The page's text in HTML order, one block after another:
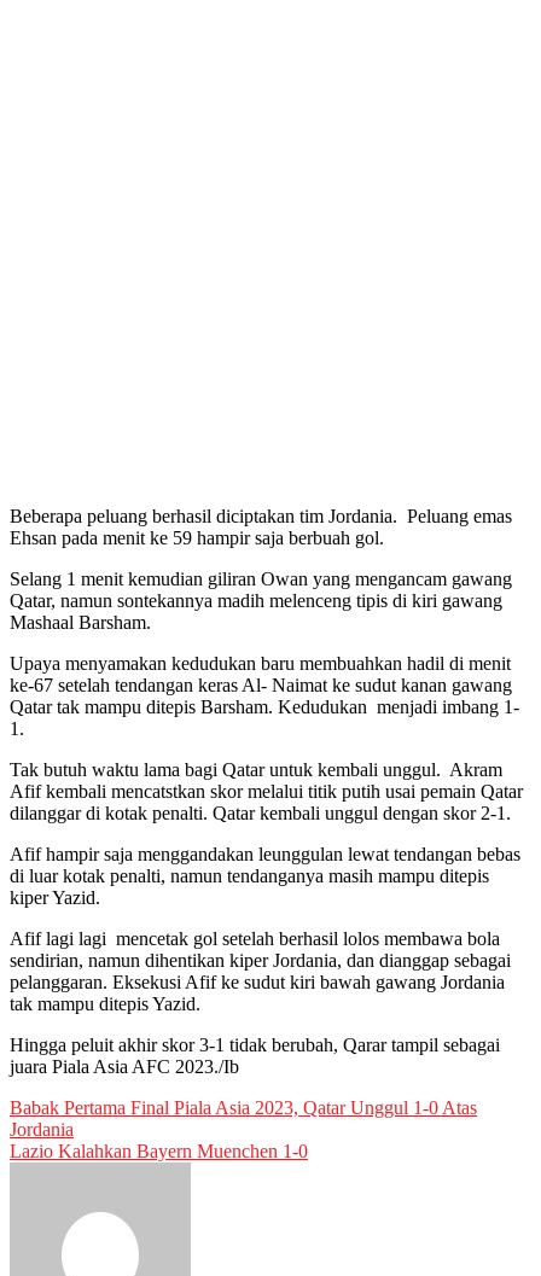
Beberapa peluang berhasil diciptakan tim Jordania. Peluang emas
Ehsan pada menit ke 59 hampir saja berbuah gol.
Selang 1 menit kemudian giliran Owan yang mengancam gawang
Qatar, namun sontekannya madih melenceng tipis di kiri gawang
Mashaal Barsham.
Upaya menyamakan kedudukan baru membuahkan hadil di menit
ke-67 setelah tendangan keras Al- Naimat ke sudut kanan gawang
Qatar tak mampu ditepis Barsham. Kedudukan menjadi imbang 1-
1.
Tak butuh waktu lama bagi Qatar untuk kembali unggul. Akram
Afif kembali mencatstkan skor melalui titik putih usai pemain Qatar
dilanggar di kotak penalti. Qatar kembali unggul dengan skor 2-1.
Afif hampir saja menggandakan leunggulan lewat tendangan bebas
di luar kotak penalti, namun tendanganya masih mampu ditepis
kiper Yazid.
Afif lagi lagi mencetak gol setelah berhasil lolos membawa bola
sendirian, namun dihentikan kiper Jordania, dan dianggap sebagai
pelanggaran. Eksekusi Afif ke sudut kiri bawah gawang Jordania
tak mampu ditepis Yazid.
Hingga peluit akhir skor 3-1 tidak berubah, Qarar tampil sebagai
juara Piala Asia AFC 2023./Ib
Post
navigation
Babak Pertama Final Piala Asia 2023, Qatar Unggul 1-0 Atas
Jordania
Lazio Kalahkan Bayern Muenchen 1-0